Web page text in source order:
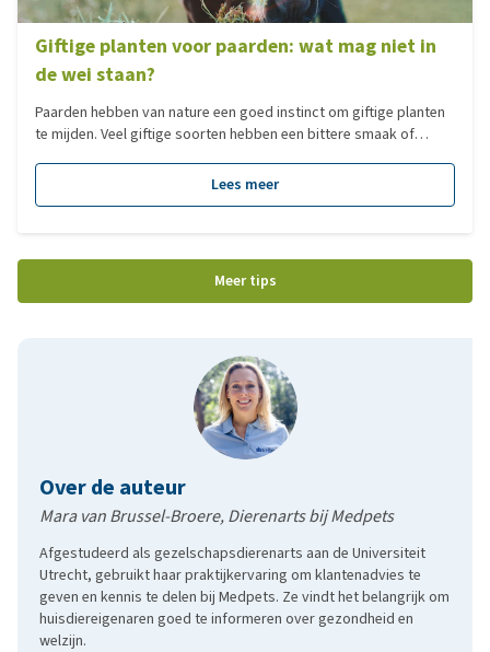
Giftige planten voor paarden: wat mag niet in
de wei staan?
Paarden hebben van nature een goed instinct om giftige planten
te mijden. Veel giftige soorten hebben een bittere smaak of
omheen lopen. Toch is dat instinct niet altijd feilloos. Vooral bij
een kale weide, verveling, nieuwsgierigheid of bij giftige planten
vergiftiging voorkomt en wat je moet doen bij twijfel of in een
Lees meer
Meer tips
Over de auteur
Mara van Brussel-Broere, Dierenarts bij Medpets
Afgestudeerd als gezelschapsdierenarts aan de Universiteit
Utrecht, gebruikt haar praktijkervaring om klantenadvies te
geven en kennis te delen bij Medpets. Ze vindt het belangrijk om
huisdiereigenaren goed te informeren over gezondheid en
welzijn.